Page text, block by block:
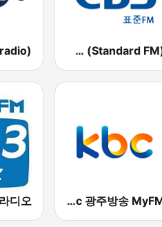
표준FM CBS 라디오 (Standard FM)
kbc 광주방송 MyFM